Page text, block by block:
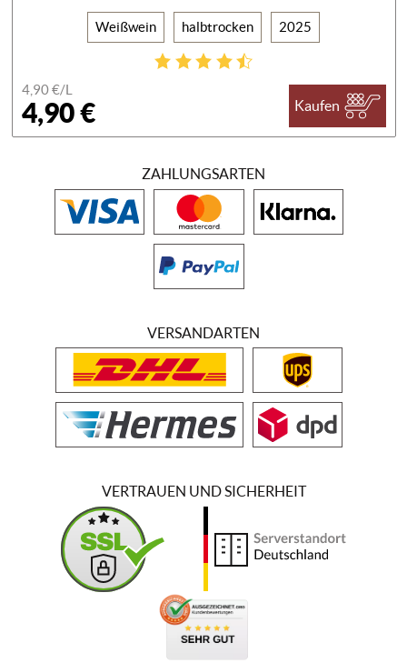
Weißwein halbtrocken 2025
4,90 €/L
4,90 € Kaufen
ZAHLUNGSARTEN
VERSANDARTEN
VERTRAUEN UND SICHERHEIT